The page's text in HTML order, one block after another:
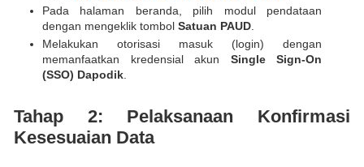
Pada halaman beranda, pilih modul pendataan
dengan mengeklik tombol Satuan PAUD
Melakukan otorisasi masuk (login) dengan
memanfaatkan kredensial akun Single Sign-On
(SSO) Dapodik
Tahap 2: Pelaksanaan Konfirmasi
Kesesuaian Data